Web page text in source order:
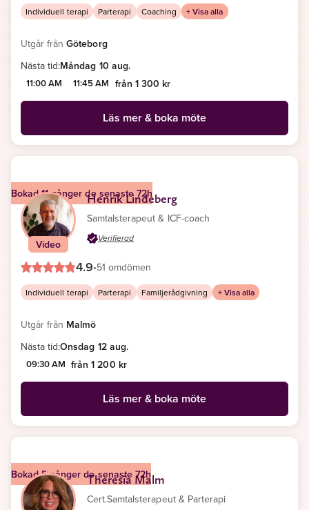
Individuell terapi Parterapi Coaching + Visa alla
Utgår frånGöteborg
Nästa tid:Måndag 10 aug.
11:00 AM 11:45 AM från 1 300 kr
Läs mer & boka möte
Bokad 11 gånger de senaste 72h
Video
Henrik Lindeberg
Verifierad
Samtalsterapeut & ICF-coach
4.9•51 omdömen
Individuell terapi Parterapi Familjerådgivning + Visa alla
Utgår från Malmö
Nästa tid:Onsdag 12 aug.
09:30 AM från 1 200 kr
Läs mer & boka möte
Bokad 5 gånger de senaste 72h
Theresia Malm
Cert.Samtalsterapeut & Parterapi